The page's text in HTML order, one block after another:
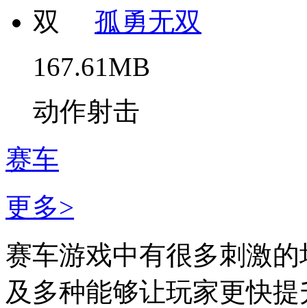
孤勇无双
167.61MB
动作射击
赛车
更多>
赛车游戏中有很多刺激
及多种能够让玩家更快